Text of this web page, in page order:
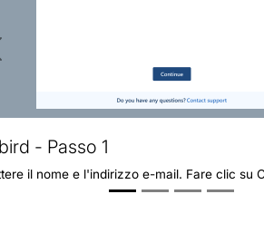
- Passo 1
il nome e l'indirizzo e-mail. Fare clic su